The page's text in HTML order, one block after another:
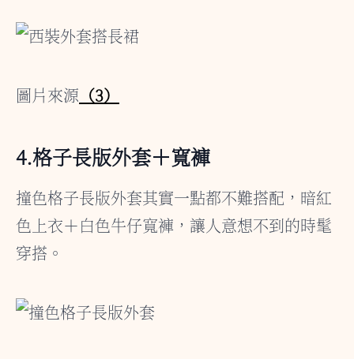
圖片來源 （3）
4.格子長版外套＋寬褲
撞色格子長版外套其實一點都不難搭配，暗紅
色上衣＋白色牛仔寬褲，讓人意想不到的時髦
穿搭。